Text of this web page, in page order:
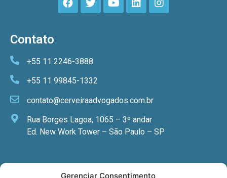
Gerenciar Consentimento
Contato
+55 11 2246-3888
+55 11 99845-1332
contato@cerveiraadvogados.com.br
Rua Borges Lagoa, 1065 – 3º andar
Ed. New Work Tower – São Paulo – SP
Newsletter